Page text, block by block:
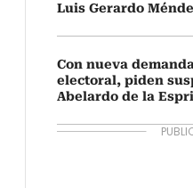
Luis Gerardo
Con nueva
electoral, piden
Abelardo de la